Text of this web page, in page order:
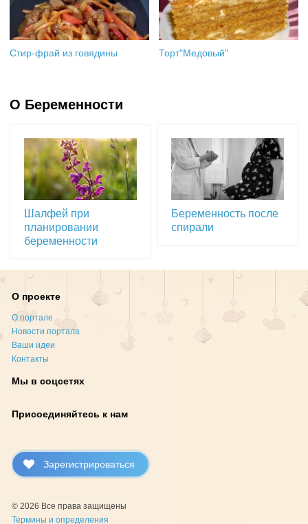
Стир-фрай из говядины Торт"Медовый"
О Беременности
Шалфей при
планировании
беременности
Беременность после
спирали
О проекте
О портале
Новости портала
Ваши идеи
Контакты
Мы в соцсетях
Присоединяйтесь к нам
Зарегистрироваться
© 2026 Все права защищены
Термины и определения